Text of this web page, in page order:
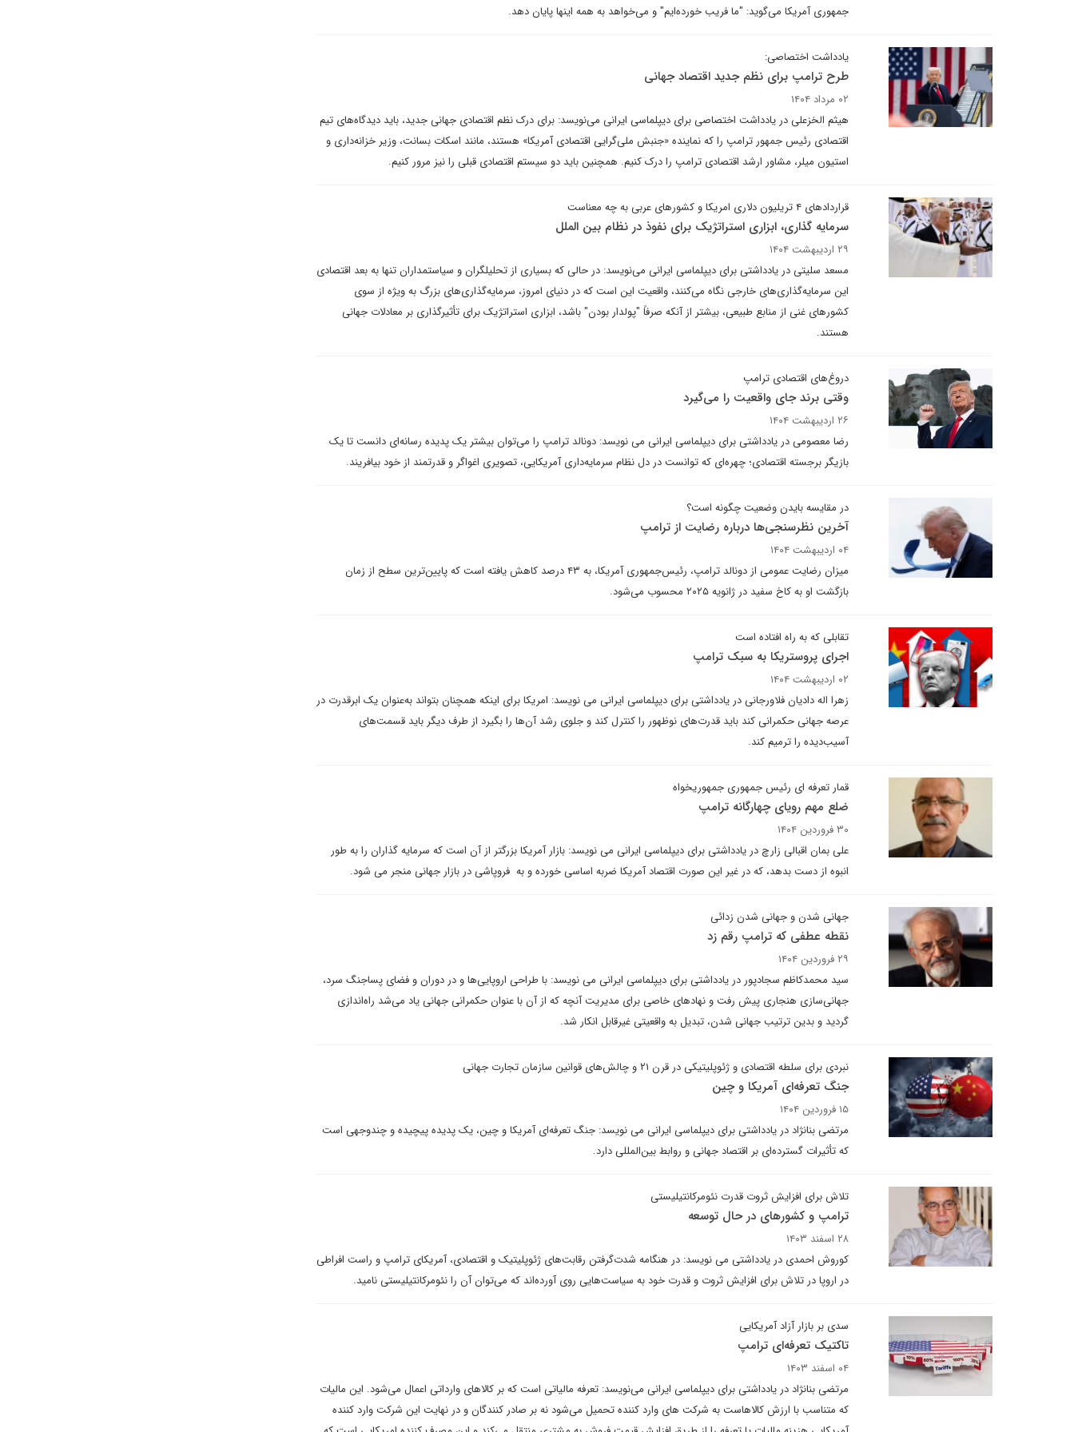
جمهوری آمریکا می‌گوید: "ما فریب خورده‌ایم" و می‌خواهد به همه اینها پایان دهد.
یادداشت اختصاصی:
طرح ترامپ برای نظم جدید اقتصاد جهانی
۰۲ مرداد ۱۴۰۴
هیثم الخزعلی در یادداشت اختصاصی برای دیپلماسی ایرانی می‌نویسد: برای درک نظم اقتصادی جهانی جدید، باید دیدگاه‌های تیم
اقتصادی رئیس جمهور ترامپ را که نماینده «جنبش ملی‌گرایی اقتصادی آمریکا» هستند، مانند اسکات بسانت، وزیر خزانه‌داری و
استیون میلر، مشاور ارشد اقتصادی ترامپ را درک کنیم. همچنین باید دو سیستم اقتصادی قبلی را نیز مرور کنیم.
قراردادهای ۴ تریلیون دلاری امریکا و کشورهای عربی به چه معناست
سرمایه گذاری، ابزاری استراتژیک برای نفوذ در نظام بین الملل
۲۹ اردیبهشت ۱۴۰۴
مسعد سلیتی در یادداشتی برای دیپلماسی ایرانی می‌نویسد: در حالی که بسیاری از تحلیلگران و سیاستمداران تنها به بعد اقتصادی
این سرمایه‌گذاری‌های خارجی نگاه می‌کنند، واقعیت این است که در دنیای امروز، سرمایه‌گذاری‌های بزرگ به ویژه از سوی
کشورهای غنی از منابع طبیعی، بیشتر از آنکه صرفاً "پولدار بودن" باشد، ابزاری استراتژیک برای تأثیرگذاری بر معادلات جهانی
هستند.
دروغ‌های اقتصادی ترامپ
وقتی برند جای واقعیت را می‌گیرد
۲۶ اردیبهشت ۱۴۰۴
رضا معصومی در یادداشتی برای دیپلماسی ایرانی می نویسد: دونالد ترامپ را می‌توان بیشتر یک پدیده رسانه‌ای دانست تا یک
بازیگر برجسته اقتصادی؛ چهره‌ای که توانست در دل نظام سرمایه‌داری آمریکایی، تصویری اغواگر و قدرتمند از خود بیافریند.
در مقایسه بایدن وضعیت چگونه است؟
آخرین نظرسنجی‌ها درباره رضایت از ترامپ
۰۴ اردیبهشت ۱۴۰۴
میزان رضایت عمومی از دونالد ترامپ، رئیس‌جمهوری آمریکا، به ۴۳ درصد کاهش یافته است که پایین‌ترین سطح از زمان
بازگشت او به کاخ سفید در ژانویه ۲۰۲۵ محسوب می‌شود.
تقابلی که به راه افتاده است
اجرای پروستریکا به سبک ترامپ
۰۲ اردیبهشت ۱۴۰۴
زهرا اله دادیان فلاورجانی در یادداشتی برای دیپلماسی ایرانی می نویسد: امریکا برای اینکه همچنان بتواند به‌عنوان یک ابرقدرت در
عرصه جهانی حکمرانی کند باید قدرت‌های نوظهور را کنترل کند و جلوی رشد آن‌ها را بگیرد از طرف دیگر باید قسمت‌های
آسیب‌دیده را ترمیم کند.
قمار تعرفه ای رئیس جمهوری جمهوریخواه
ضلع مهم رویای چهارگانه ترامپ
۳۰ فروردین ۱۴۰۴
علی بمان اقبالی زارچ در یادداشتی برای دیپلماسی ایرانی می نویسد: بازار آمریکا بزرگتر از آن است که سرمایه گذاران را به طور
انبوه از دست بدهد، که در غیر این صورت اقتصاد آمریکا ضربه اساسی خورده و به فروپاشی در بازار جهانی منجر می شود.
جهانی شدن و جهانی شدن زدائی
نقطه عطفی که ترامپ رقم زد
۲۹ فروردین ۱۴۰۴
سید محمدکاظم سجادپور در یادداشتی برای دیپلماسی ایرانی می نویسد: با طراحی اروپایی‌ها و در دوران و فضای پساجنگ سرد،
جهانی‌سازی هنجاری پیش رفت و نهادهای خاصی برای مدیریت آنچه که از آن با عنوان حکمرانی جهانی یاد می‌شد راه‌اندازی
گردید و بدین ترتیب جهانی شدن، تبدیل به واقعیتی غیرقابل انکار شد.
نبردی برای سلطه اقتصادی و ژئوپلیتیکی در قرن ۲۱ و چالش‌های قوانین سازمان تجارت جهانی
جنگ تعرفه‌ای آمریکا و چین
۱۵ فروردین ۱۴۰۴
مرتضی بنانژاد در یادداشتی برای دیپلماسی ایرانی می نویسد: جنگ تعرفه‌ای آمریکا و چین، یک پدیده پیچیده و چندوجهی است
که تأثیرات گسترده‌ای بر اقتصاد جهانی و روابط بین‌المللی دارد.
تلاش برای افزایش ثروت قدرت نئومرکانتیلیستی
ترامپ و کشورهای در حال توسعه
۲۸ اسفند ۱۴۰۳
کوروش احمدی در یادداشتی می نویسد: در هنگامه شدت‌گرفتن رقابت‌های ژئوپلیتیک و اقتصادی، آمریکای ترامپ و راست افراطی
در اروپا در تلاش برای افزایش ثروت و قدرت خود به سیاست‌هایی روی آورده‌اند که می‌توان آن را نئومرکانتیلیستی نامید.
سدی بر بازار آزاد آمریکایی
تاکتیک تعرفه‌‎ای ترامپ
۰۴ اسفند ۱۴۰۳
مرتضی بنانژاد در یادداشتی برای دیپلماسی ایرانی می‌نویسد: تعرفه مالیاتی است که بر کالاهای وارداتی اعمال می‌شود. این مالیات
که متناسب با ارزش کالاهاست به شرکت های وارد کننده تحمیل می‌شود نه بر صادر کنندگان و در نهایت این شرکت وارد کننده